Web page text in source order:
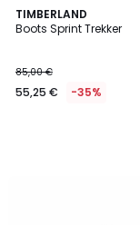
TIMBERLAND
Boots Sprint Trekker
85,00 €
55,25 € -35%